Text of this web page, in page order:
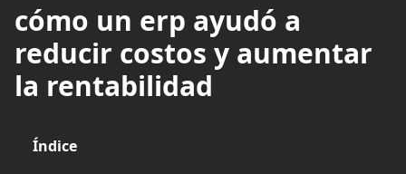
cómo un erp ayudó a
reducir costos y aumentar
la rentabilidad
Índice